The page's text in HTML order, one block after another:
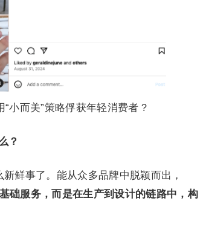
小而美”策略俘获年轻消费者？
？
鲜事了。能从众多品牌中脱颖而出，
础服务，而是在生产到设计的链路中，构